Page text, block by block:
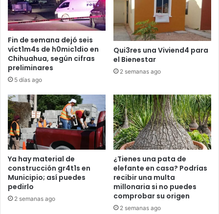
Fin de semana dejó seis
víct1m4s de h0mic1dio en
Chihuahua, según cifras
preliminares
5 días ago
Qui3res una Viviend4 para
el Bienestar
2 semanas ago
Ya hay material de
construcción gr4t1s en
Municipio; así puedes
pedirlo
2 semanas ago
¿Tienes una pata de
elefante en casa? Podrías
recibir una multa
millonaria si no puedes
comprobar su origen
2 semanas ago